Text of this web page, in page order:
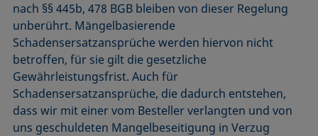
nach §§ 445b, 478 BGB bleiben von dieser Regelung
unberührt. Mängelbasierende
Schadensersatzansprüche werden hiervon nicht
betroffen, für sie gilt die gesetzliche
Gewährleistungsfrist. Auch für
Schadensersatzansprüche, die dadurch entstehen,
dass wir mit einer vom Besteller verlangten und von
uns geschuldeten Mangelbeseitigung in Verzug